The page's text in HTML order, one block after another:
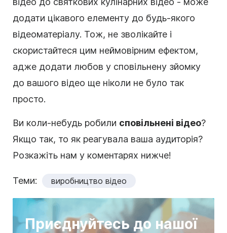
додати цікавого елементу до будь-якого
відеоматеріалу. Тож, не зволікайте і
скористайтеся цим неймовірним ефектом,
адже додати любов у сповільнену зйомку
до вашого відео ще ніколи не було так
просто.
Ви коли-небудь робили сповільнені відео?
Якщо так, то як реагувала ваша аудиторія?
Розкажіть нам у коментарях нижче!
Теми: виробництво відео
Приєднуйтесь до нашої